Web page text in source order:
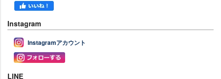
Instagram
Instagramアカウント
LINE